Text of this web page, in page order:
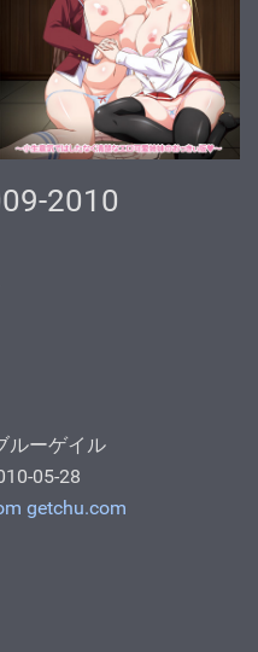
2010
ルーゲイル
05-28
getchu.com